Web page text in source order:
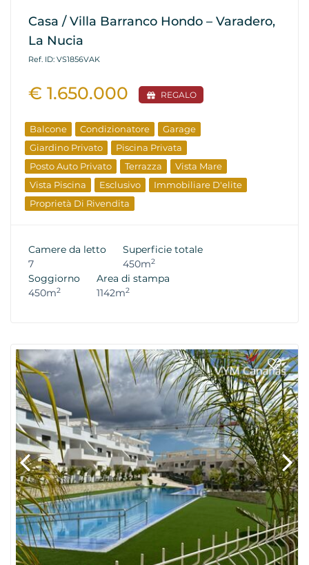
Casa / Villa Barranco Hondo – Varadero,
La Nucia
Ref. ID: VS1856VAK
€ 1.650.000 REGALO
Balcone Condizionatore
Garage
Giardino Privato
Piscina Privata
Posto Auto Privato
Terrazza
Vista Mare
Vista Piscina
Esclusivo
Immobiliare D'elite
Proprietà Di Rivendita
Camere da letto
7
Superficie totale
450m2
Soggiorno
450m2
Area di stampa
1142m2